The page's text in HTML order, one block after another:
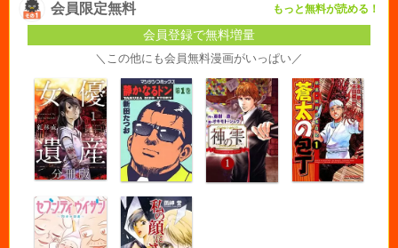
会員限定無料 もっと無料が読める！
会員登録で無料増量
＼この他にも会員無料漫画がいっぱい／